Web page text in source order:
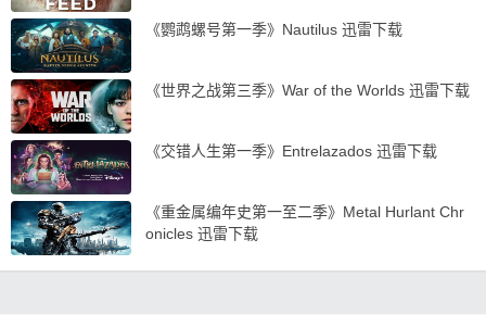
《鹦鹉螺号第一季》Nautilus 迅雷下载
《世界之战第三季》War of the Worlds 迅雷下载
《交错人生第一季》Entrelazados 迅雷下载
《重金属编年史第一至二季》Metal Hurlant Chr
onicles 迅雷下载